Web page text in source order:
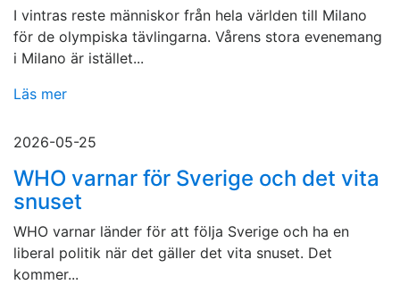
I vintras reste människor från hela världen till Milano
för de olympiska tävlingarna. Vårens stora evenemang
i Milano är istället...
Läs mer
2026-05-25
WHO varnar för Sverige och det vita
snuset
WHO varnar länder för att följa Sverige och ha en
liberal politik när det gäller det vita snuset. Det
kommer...